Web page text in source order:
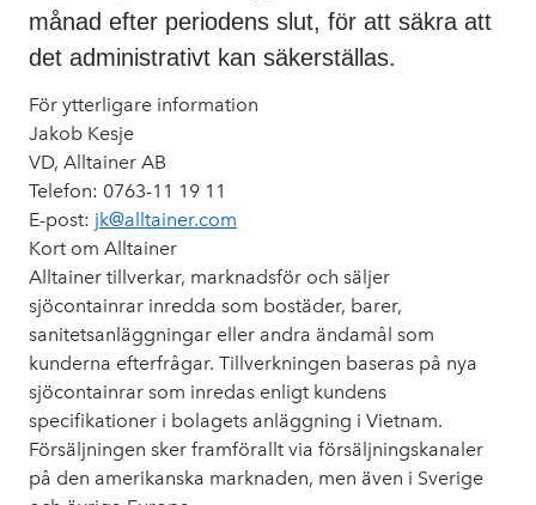
månad efter periodens slut, för att säkra att
det administrativt kan säkerställas.
För ytterligare information
Jakob Kesje
VD, Alltainer AB
Telefon: 0763-11 19 11
E-post: jk@alltainer.com
Kort om Alltainer
Alltainer tillverkar, marknadsför och säljer
sjöcontainrar inredda som bostäder, barer,
sanitetsanläggningar eller andra ändamål som
kunderna efterfrågar. Tillverkningen baseras på nya
sjöcontainrar som inredas enligt kundens
specifikationer i bolagets anläggning i Vietnam.
Försäljningen sker framförallt via försäljningskanaler
på den amerikanska marknaden, men även i Sverige